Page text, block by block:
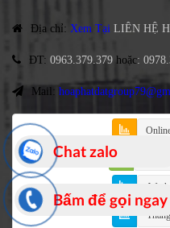
Địa chỉ: Xem Tại LIÊN HỆ
ĐT: 0963.379.379 hoặc:
Mail:
Week
Tháng
Bấm để gọi ngay
Chat zalo